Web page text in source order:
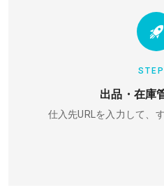
出品・在庫
仕入先URLを入力して、